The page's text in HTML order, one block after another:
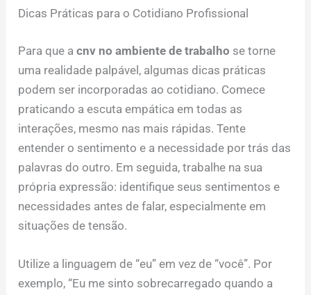
Dicas Práticas para o Cotidiano Profissional
Para que acnv no ambiente de trabalho se torne
uma realidade palpável, algumas dicas práticas
podem ser incorporadas ao cotidiano. Comece
praticando a escuta empática em todas as
interações, mesmo nas mais rápidas. Tente
entender o sentimento e a necessidade por trás das
palavras do outro. Em seguida, trabalhe na sua
própria expressão: identifique seus sentimentos e
necessidades antes de falar, especialmente em
situações de tensão.
Utilize a linguagem de “eu” em vez de “você”. Por
exemplo, “Eu me sinto sobrecarregado quando a